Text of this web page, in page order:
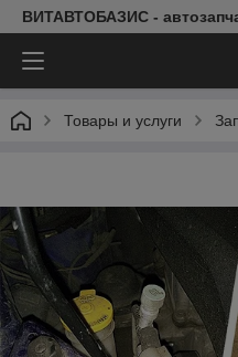
ВИТАВТОБАЗИС -
Товары и услуги